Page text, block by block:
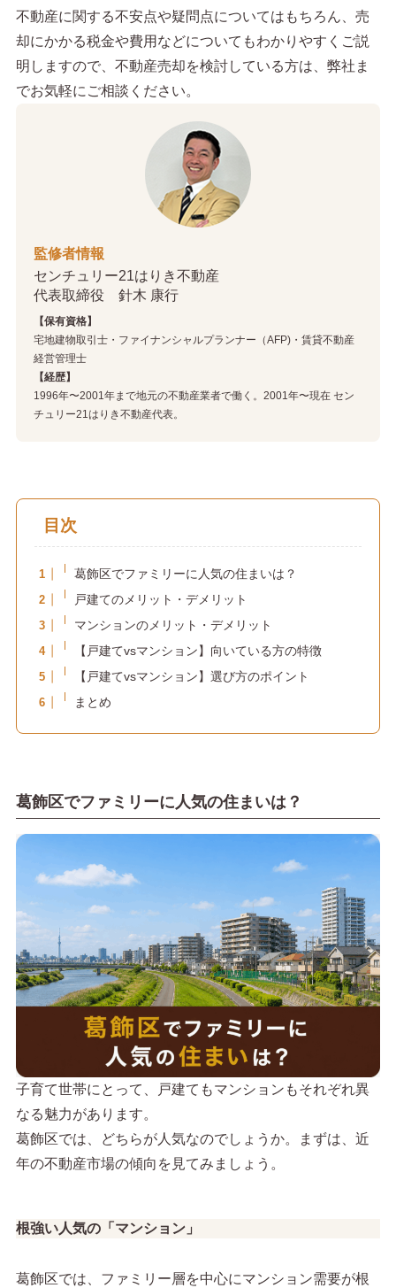
不動産に関する不安点や疑問点についてはもちろん、売
却にかかる税金や費用などについてもわかりやすくご説
明しますので、不動産売却を検討している方は、弊社ま
でお気軽にご相談ください。
監修者情報
センチュリー21はりき不動産
代表取締役 針木 康行
【保有資格】
宅地建物取引士・ファイナンシャルプランナー（AFP)・賃貸不動産
経営管理士
【経歴】
1996年〜2001年まで地元の不動産業者で働く。2001年〜現在 セン
チュリー21はりき不動産代表。
目次
葛飾区でファミリーに人気の住まいは？
戸建てのメリット・デメリット
マンションのメリット・デメリット
【戸建てvsマンション】向いている方の特徴
【戸建てvsマンション】選び方のポイント
まとめ
葛飾区でファミリーに人気の住まいは？
子育て世帯にとって、戸建てもマンションもそれぞれ異
なる魅力があります。
葛飾区では、どちらが人気なのでしょうか。まずは、近
年の不動産市場の傾向を見てみましょう。
根強い人気の「マンション」
葛飾区では、ファミリー層を中心にマンション需要が根